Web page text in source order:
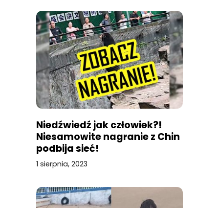
Niedźwiedź jak człowiek?!
Niesamowite nagranie z Chin
podbija sieć!
1 sierpnia, 2023